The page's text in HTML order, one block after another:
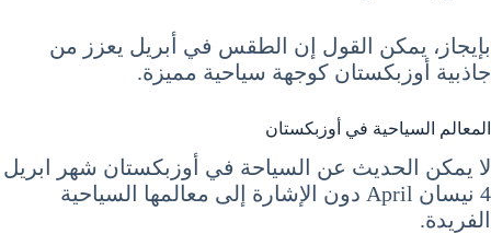
بإيجاز، يمكن القول إن الطقس في أبريل يعزز من
جاذبية أوزبكستان كوجهة سياحية مميزة.
المعالم السياحية في أوزبكستان
لا يمكن الحديث عن السياحة في أوزبكستان شهر ابريل
4 نيسان April دون الإشارة إلى معالمها السياحية
الفريدة.